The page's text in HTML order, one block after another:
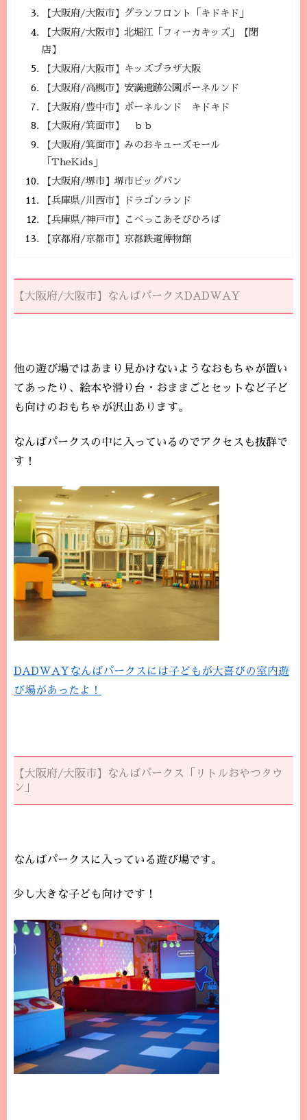
【大阪府/大阪市】グランフロント「キドキド」
【大阪府/大阪市】北堀江「フィーカキッズ」【閉
店】
【大阪府/大阪市】キッズプラザ大阪
【大阪府/高槻市】安満遺跡公園ボーネルンド
【大阪府/豊中市】ボーネルンド キドキド
【大阪府/箕面市】 ｂｂ
【大阪府/箕面市】みのおキューズモール
「TheKids」
【大阪府/堺市】堺市ビッグバン
【兵庫県/川西市】ドラゴンランド
【兵庫県/神戸市】こべっこあそびひろば
【京都府/京都市】京都鉄道博物館
【大阪府/大阪市】なんばパークスDADWAY
他の遊び場ではあまり見かけないようなおもちゃが置い
てあったり、絵本や滑り台・おままごとセットなど子ど
も向けのおもちゃが沢山あります。
なんばパークスの中に入っているのでアクセスも抜群で
す！
DADWAYなんばパークスには子どもが大喜びの室内遊
び場があったよ！
【大阪府/大阪市】なんばパークス「リトルおやつタウ
ン」
なんばパークスに入っている遊び場です。
少し大きな子ども向けです！